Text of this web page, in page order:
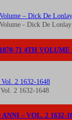
71 4TH
– VOL. 2 1632-